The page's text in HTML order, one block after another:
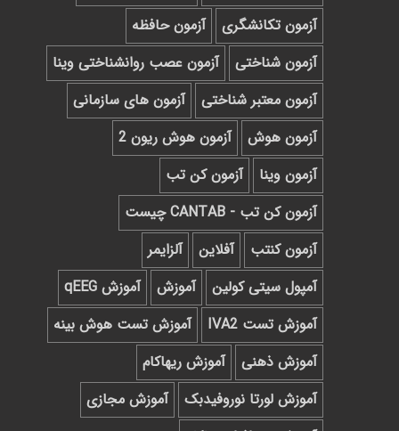
آزمون تکانشگری
آزمون حافظه
آزمون شناختی
آزمون عصب روانشناختی وینا
آزمون معتبر شناختی
آزمون های سازمانی
آزمون هوش
آزمون هوش ریون 2
آزمون وینا
آزمون کن تب
آزمون کن تب - CANTAB چیست
آزمون کنتب
آفلاین
آلزایمر
آمپول سیتی کولین
آموزش
آموزش qEEG
آموزش تست IVA2
آموزش تست هوش بینه
آموزش ذهنی
آموزش ریهاکام
آموزش لورتا نوروفیدبک
آموزش مجازی